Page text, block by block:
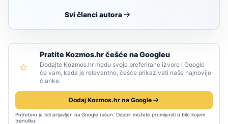
Svi članci autora
Pratite Kozmos.hr češće na Googleu
Dodajte Kozmos.hr među svoje preferirane izvore i Google
će vam, kada je relevantno, češće prikazivati naše najnovije
članke.
Dodaj Kozmos.hr na Google
Potrebno je biti prijavljen na Google račun. Odabir možete promijeniti u bilo kojem
trenutku.